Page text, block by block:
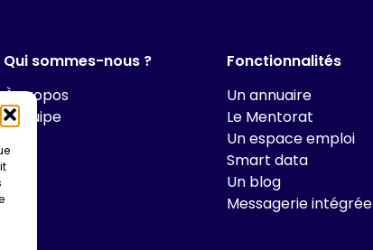
Qui sommes-nous ?
À propos
L’équipe
Fonctionnalités
Un annuaire
Le Mentorat
Un espace emploi
Smart data
Un blog
Messagerie intégrée